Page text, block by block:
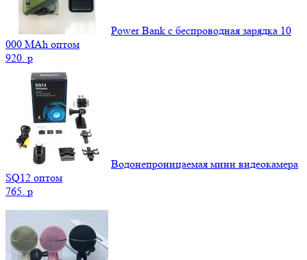
Power Bank c беспроводная зарядка 10
000 MAh оптом
920. p
Водонепроницаемая мини видеокамера
SQ12 оптом
765. p